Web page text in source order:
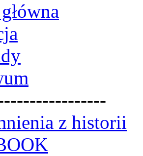
z historii